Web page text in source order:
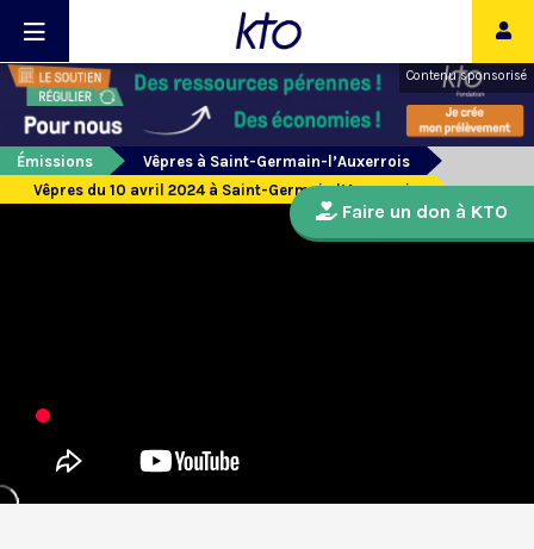
Contenu sponsorisé
Émissions
Vêpres à Saint-Germain-l’Auxerrois
Vêpres du 10 avril 2024 à Saint-Germain l’Auxerrois
Faire un don à KTO